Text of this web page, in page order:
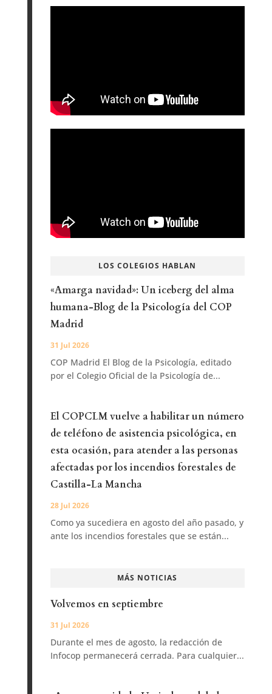
LOS COLEGIOS HABLAN
«Amarga navidad»: Un iceberg del alma
humana-Blog de la Psicología del COP
Madrid
31 Jul 2026
COP Madrid El Blog de la Psicología, editado
por el Colegio Oficial de la Psicología de...
El COPCLM vuelve a habilitar un número
de teléfono de asistencia psicológica, en
esta ocasión, para atender a las personas
afectadas por los incendios forestales de
Castilla-La Mancha
28 Jul 2026
Como ya sucediera en agosto del año pasado, y
ante los incendios forestales que se están...
MÁS NOTICIAS
Volvemos en septiembre
31 Jul 2026
Durante el mes de agosto, la redacción de
Infocop permanecerá cerrada. Para cualquier...